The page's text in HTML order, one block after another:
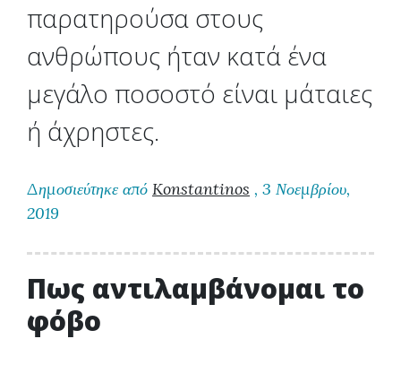
παρατηρούσα στους
ανθρώπους ήταν κατά ένα
μεγάλο ποσοστό είναι μάταιες
ή άχρηστες.
Δημοσιεύτηκε από Konstantinos , 3 Νοεμβρίου,
2019
Πως αντιλαμβάνομαι το
φόβο